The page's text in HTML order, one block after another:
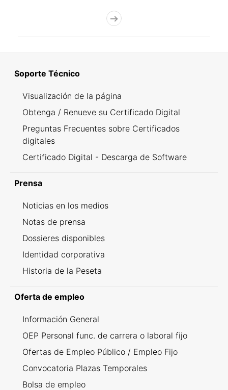
Soporte Técnico
Visualización de la página
Obtenga / Renueve su Certificado Digital
Preguntas Frecuentes sobre Certificados
digitales
Certificado Digital - Descarga de Software
Prensa
Noticias en los medios
Notas de prensa
Dossieres disponibles
Identidad corporativa
Historia de la Peseta
Oferta de empleo
Información General
OEP Personal func. de carrera o laboral fijo
Ofertas de Empleo Público / Empleo Fijo
Convocatoria Plazas Temporales
Bolsa de empleo